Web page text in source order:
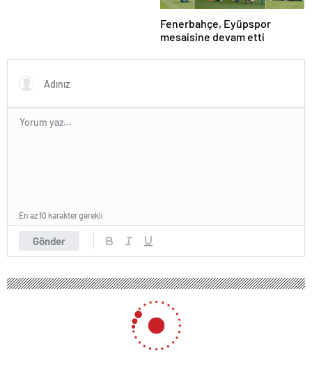
Fenerbahçe, Eyüpspor
mesaisine devam etti
Gönder
En az 10 karakter gerekli